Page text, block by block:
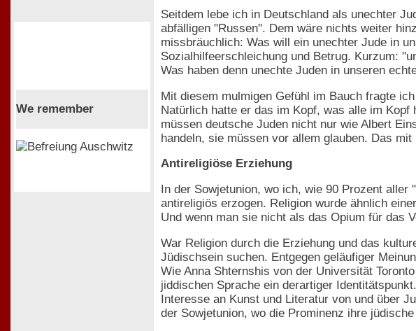
We remember
Seitdem lebe ich in Deutschland als unechter
abfälligen "Russen". Dem wäre nichts weiter
missbräuchlich: Was will ein unechter Jude in
Sozialhilfeerschleichung und Betrug. Kurzum:
Was haben denn unechte Juden in unseren
Mit diesem mulmigen Gefühl im Bauch fragte
Natürlich hatte er das im Kopf, was alle im
müssen deutsche Juden nicht nur wie Albert
handeln, sie müssen vor allem glauben. Das
Antireligiöse Erziehung
In der Sowjetunion, wo ich, wie 90 Prozent
antireligiös erzogen. Religion wurde ähnlich
Und wenn man sie nicht als das Opium für das
War Religion durch die Erziehung und das
Jüdischsein suchen. Entgegen geläufiger
Wie Anna Shternshis von der Universität
jiddischen Sprache ein derartiger
Interesse an Kunst und Literatur von und über
der Sowjetunion, wo die Prominenz ihre